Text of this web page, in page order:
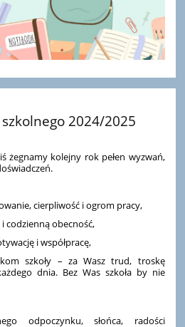
2024/2025
żegnamy kolejny rok pełen wyzwań,
cierpliwość i ogrom pracy,
i codzienną obecność,
i współpracę,
szkoły – za Wasz trud, troskę
dnia. Bez Was szkoła by nie
odpoczynku, słońca, radości